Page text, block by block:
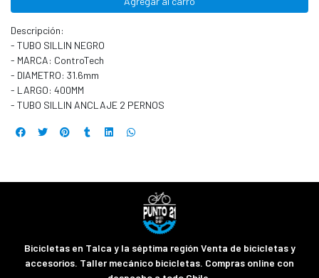
Descripción:
- TUBO SILLIN NEGRO
- MARCA: ControTech
- DIAMETRO: 31.6mm
- LARGO: 400MM
- TUBO SILLIN ANCLAJE 2 PERNOS
Bicicletas en Talca y la séptima región Venta de bicicletas y
accesorios. Taller mecánico bicicletas. Compras online con